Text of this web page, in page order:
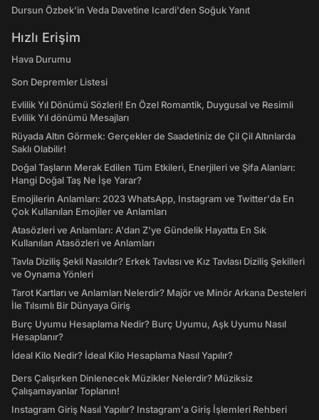
Dursun Özbek'in Veda Davetine Icardi'den Soğuk Yanıt
Hızlı Erişim
Hava Durumu
Son Depremler Listesi
Evlilik Yıl Dönümü Sözleri! En Özel Romantik, Duygusal ve Resimli
Evlilik Yıl dönümü Mesajları
Rüyada Altın Görmek: Gerçekler de Saadetiniz de Çil Çil Altınlarda
Saklı Olabilir!
Doğal Taşların Merak Edilen Tüm Etkileri, Enerjileri ve Şifa Alanları:
Hangi Doğal Taş Ne İşe Yarar?
Emojilerin Anlamları: 2023 WhatsApp, Instagram ve Twitter'da En
Çok Kullanılan Emojiler ve Anlamları
Atasözleri ve Anlamları: A'dan Z'ye Gündelik Hayatta En Sık
Kullanılan Atasözleri ve Anlamları
Tavla Diziliş Şekli Nasıldır? Erkek Tavlası ve Kız Tavlası Diziliş Şekilleri
ve Oynama Yönleri
Tarot Kartları ve Anlamları Nelerdir? Majör ve Minör Arkana Desteleri
İle Tılsımlı Bir Dünyaya Giriş
Burç Uyumu Hesaplama Nedir? Burç Uyumu, Aşk Uyumu Nasıl
Hesaplanır?
İdeal Kilo Nedir? İdeal Kilo Hesaplama Nasıl Yapılır?
Ders Çalışırken Dinlenecek Müzikler Nelerdir? Müziksiz
Çalışamayanlar Toplanın!
Instagram Giriş Nasıl Yapılır? Instagram'a Giriş İşlemleri Rehberi